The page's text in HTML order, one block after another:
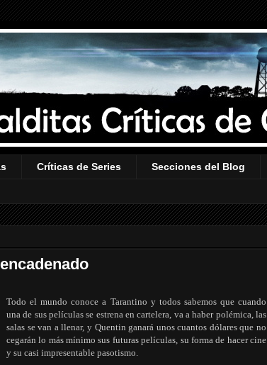
Críticas de Series Secciones del Blog
Todo el mundo conoce a Tarantino y todos sabemos que cuando
una de sus películas se estrena en cartelera, va a haber polémica, las
salas se van a llenar, y Quentin ganará unos cuantos dólares que no
cegarán lo más mínimo sus futuras películas, su forma de hacer cine
y su casi impresentable pasotismo.